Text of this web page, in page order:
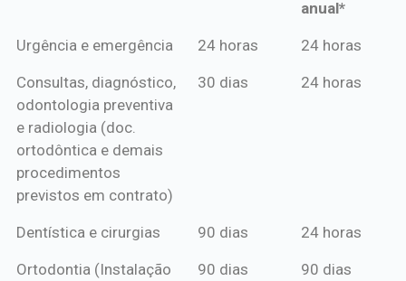
anual*
*Procedimentos Amil
*Pagamento
mensal*
*Pagamento
de crédito
Urgência e emergência 24 horas 24 horas
Consultas, diagnóstico,
odontologia preventiva
e radiologia (doc.
ortodôntica e demais
procedimentos
previstos em contrato)
30 dias 24 horas
Dentística e cirurgias 90 dias 24 horas
Ortodontia (Instalação
90 dias 90 dias